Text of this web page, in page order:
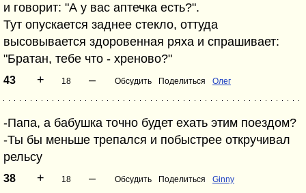
и говорит: "А у вас аптечка есть?".
Тут опускается заднее стекло, оттуда
высовывается здоровенная ряха и спрашивает:
"Братан, тебе что - хреново?"
43 + 18 – Обсудить Поделиться Олег
-Папа, а бабушка точно будет ехать этим поездом?
-Ты бы меньше трепался и побыстрее откручивал
рельсу
38 + 18 – Обсудить Поделиться Ginny